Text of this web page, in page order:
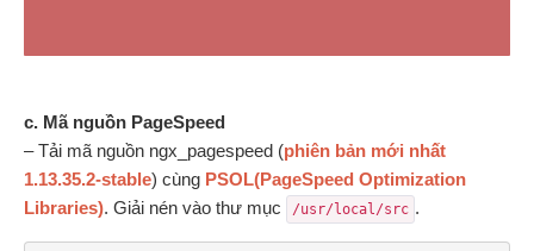
c. Mã nguồn PageSpeed
– Tải mã nguồn ngx_pagespeed (phiên bản mới nhất
1.13.35.2-stable) cùng PSOL(PageSpeed Optimization
Libraries). Giải nén vào thư mục /usr/local/src .